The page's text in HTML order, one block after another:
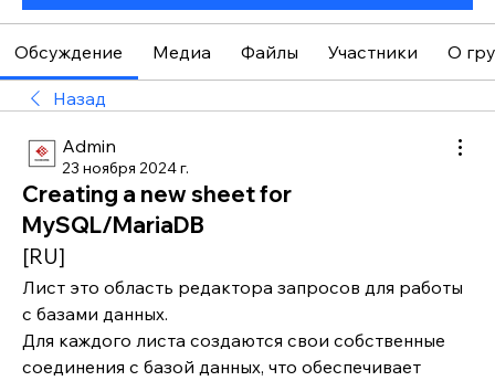
Обсуждение Медиа Файлы Участники О
Назад
Admin
23 ноября 2024 г.
Creating a new sheet for
MySQL/MariaDB
[RU]
Лист это область редактора запросов для работы
с базами данных.
Для каждого листа создаются свои собственные
соединения с базой данных, что обеспечивает